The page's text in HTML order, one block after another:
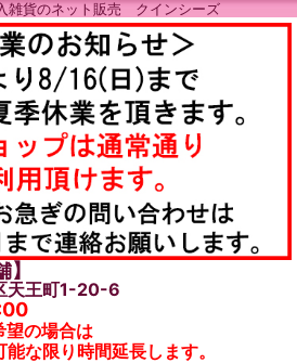
雑貨のネット販売 クインシーズ
天王町1-20-6
の場合は
な限り時間延長します。